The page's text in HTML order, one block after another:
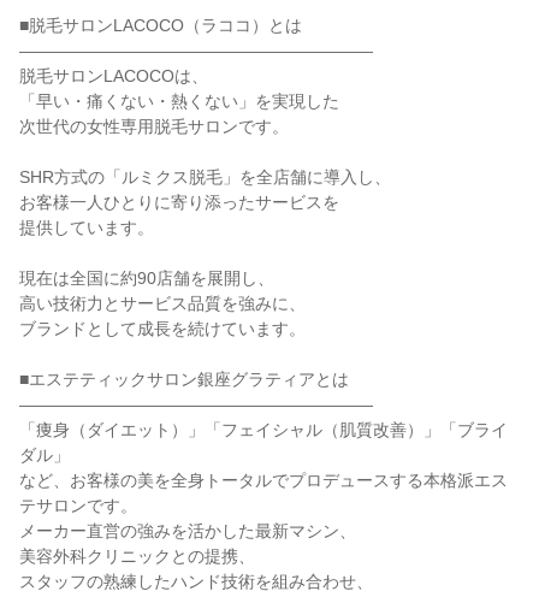
■脱毛サロンLACOCO（ラココ）とは
―――――――――――――――――――――
脱毛サロンLACOCOは、
「早い・痛くない・熱くない」を実現した
次世代の女性専用脱毛サロンです。
SHR方式の「ルミクス脱毛」を全店舗に導入し、
お客様一人ひとりに寄り添ったサービスを
提供しています。
現在は全国に約90店舗を展開し、
高い技術力とサービス品質を強みに、
ブランドとして成長を続けています。
■エステティックサロン銀座グラティアとは
―――――――――――――――――――――
「痩身（ダイエット）」「フェイシャル（肌質改善）」「ブライ
ダル」
など、お客様の美を全身トータルでプロデュースする本格派エス
テサロンです。
メーカー直営の強みを活かした最新マシン、
美容外科クリニックとの提携、
スタッフの熟練したハンド技術を組み合わせ、